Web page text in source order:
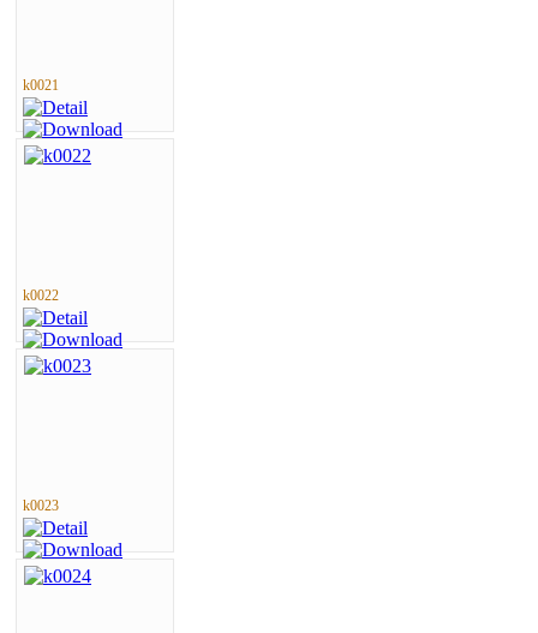
k0021
k0022
k0023